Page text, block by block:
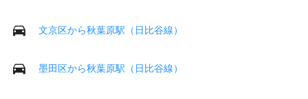
文京区から秋葉原駅（日比谷線）
墨田区から秋葉原駅（日比谷線）